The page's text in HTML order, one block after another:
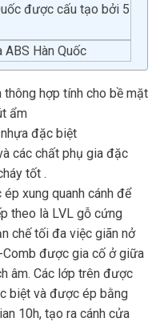
được cấu tạo bởi 5
Hàn Quốc
hợp tính cho bề mặt
ẩm
đặc biệt
các chất phụ gia đặc
tốt .
xung quanh cánh để
theo là LVL gỗ cứng
chế tối đa việc giãn nở
Comb được gia cố ở giữa
âm. Các lớp trên được
biệt và được ép bằng
10h, tạo ra cánh cửa